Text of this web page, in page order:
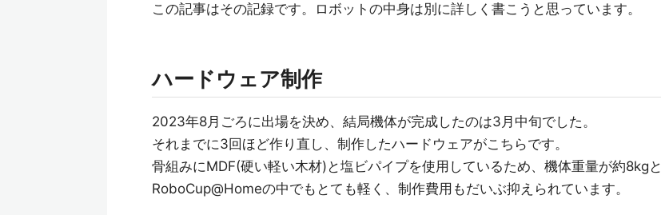
この記事はその記録です。ロボットの中身は別に詳しく書こうと思っています。
ハードウェア制作
2023年8月ごろに出場を決め、結局機体が完成したのは3月中旬でした。
それまでに3回ほど作り直し、制作したハードウェアがこちらです。
骨組みにMDF(硬い軽い木材)と塩ビパイプを使用しているため、機体重量が約8kgと
RoboCup@Homeの中でもとても軽く、制作費用もだいぶ抑えられています。